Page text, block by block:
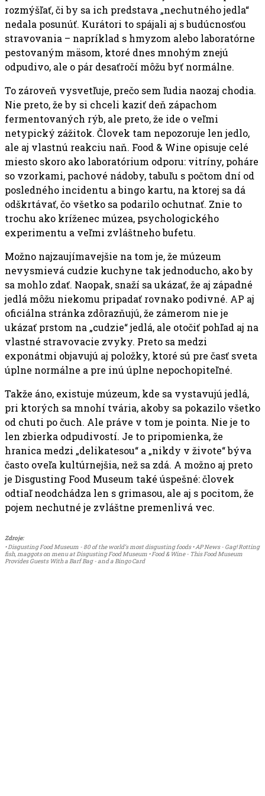
rozmýšľať, či by sa ich predstava „nechutného jedla“
nedala posunúť. Kurátori to spájali aj s budúcnosťou
stravovania – napríklad s hmyzom alebo laboratórne
pestovaným mäsom, ktoré dnes mnohým znejú
odpudivo, ale o pár desaťročí môžu byť normálne.
To zároveň vysvetľuje, prečo sem ľudia naozaj chodia.
Nie preto, že by si chceli kaziť deň zápachom
fermentovaných rýb, ale preto, že ide o veľmi
netypický zážitok. Človek tam nepozoruje len jedlo,
ale aj vlastnú reakciu naň. Food & Wine opisuje celé
miesto skoro ako laboratórium odporu: vitríny, poháre
so vzorkami, pachové nádoby, tabuľu s počtom dní od
posledného incidentu a bingo kartu, na ktorej sa dá
odškrtávať, čo všetko sa podarilo ochutnať. Znie to
trochu ako kríženec múzea, psychologického
experimentu a veľmi zvláštneho bufetu.
Možno najzaujímavejšie na tom je, že múzeum
nevysmievá cudzie kuchyne tak jednoducho, ako by
sa mohlo zdať. Naopak, snaží sa ukázať, že aj západné
jedlá môžu niekomu pripadať rovnako podivné. AP aj
oficiálna stránka zdôrazňujú, že zámerom nie je
ukázať prstom na „cudzie“ jedlá, ale otočiť pohľad aj na
vlastné stravovacie zvyky. Preto sa medzi
exponátmi objavujú aj položky, ktoré sú pre časť sveta
úplne normálne a pre inú úplne nepochopiteľné.
Takže áno, existuje múzeum, kde sa vystavujú jedlá,
pri ktorých sa mnohí tvária, akoby sa pokazilo všetko
od chuti po čuch. Ale práve v tom je pointa. Nie je to
len zbierka odpudivostí. Je to pripomienka, že
hranica medzi „delikatesou“ a „nikdy v živote“ býva
často oveľa kultúrnejšia, než sa zdá. A možno aj preto
je Disgusting Food Museum také úspešné: človek
odtiaľ neodchádza len s grimasou, ale aj s pocitom, že
pojem nechutné je zvláštne premenlivá vec.
Zdroje:
• Disgusting Food Museum - 80 of the world’s most disgusting foods • AP News - Gag! Rotting
fish, maggots on menu at Disgusting Food Museum • Food & Wine - This Food Museum
Provides Guests With a Barf Bag - and a Bingo Card